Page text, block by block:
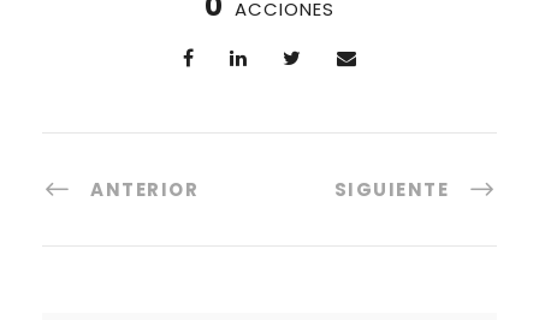
ACCIONES
ANTERIOR SIGUIENTE